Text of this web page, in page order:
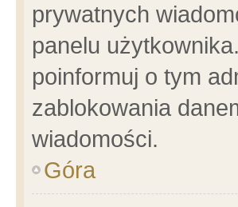
prywatnych
panelu
poinformuj o tym
zablokowania
wiadomości.
Góra